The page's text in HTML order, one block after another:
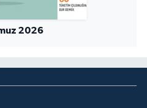
2026